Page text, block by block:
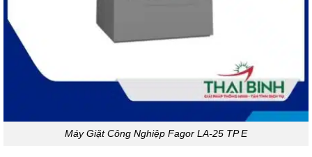
Máy Giặt Công Nghiệp Fagor LA-25 TP E